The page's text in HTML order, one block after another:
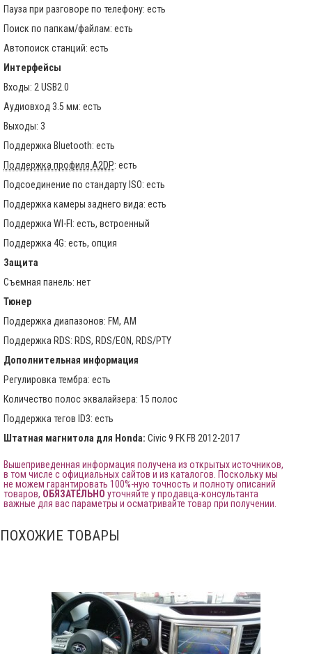
Пауза при разговоре по телефону: есть
Поиск по папкам/файлам: есть
Автопоиск станций: есть
Интерфейсы
Входы: 2 USB2.0
Аудиовход 3.5 мм: есть
Выходы: 3
Поддержка Bluetooth: есть
Поддержка профиля A2DP: есть
Подсоединение по стандарту ISO: есть
Поддержка камеры заднего вида: есть
Поддержка WI-FI: есть, встроенный
Поддержка 4G: есть, опция
Защита
Съемная панель: нет
Тюнер
Поддержка диапазонов: FM, AM
Поддержка RDS: RDS, RDS/EON, RDS/PTY
Дополнительная информация
Регулировка тембра: есть
Количество полос эквалайзера: 15 полос
Поддержка тегов ID3: есть
Штатная магнитола для Honda: Civic 9 FK FB 2012-2017
Вышеприведенная информация получена из открытых источников,
в том числе с официальных сайтов и из каталогов. Поскольку мы
не можем гарантировать 100%-ную точность и полноту описаний
товаров, ОБЯЗАТЕЛЬНО уточняйте у продавца-консультанта
важные для вас параметры и осматривайте товар при получении.
ПОХОЖИЕ ТОВАРЫ